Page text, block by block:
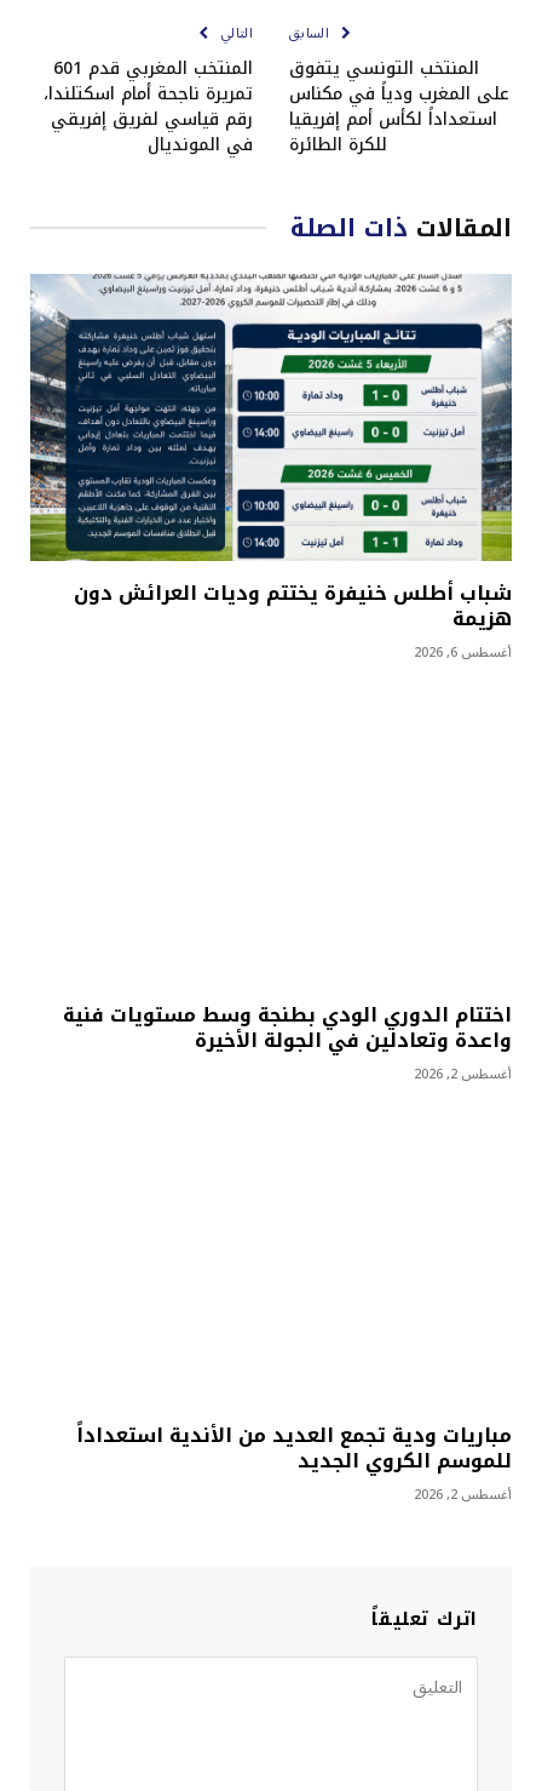
السابق
المنتخب التونسي يتفوق
على المغرب ودياً في مكناس
استعداداً لكأس أمم إفريقيا
للكرة الطائرة
التالي
المنتخب المغربي قدم 601
تمريرة ناجحة أمام اسكتلندا،
رقم قياسي لفريق إفريقي
في المونديال
المقالات ذات الصلة
شباب أطلس خنيفرة يختتم وديات العرائش دون
هزيمة
أغسطس 6, 2026
اختتام الدوري الودي بطنجة وسط مستويات فنية
واعدة وتعادلين في الجولة الأخيرة
أغسطس 2, 2026
مباريات ودية تجمع العديد من الأندية استعداداً
للموسم الكروي الجديد
أغسطس 2, 2026
اترك تعليقاً